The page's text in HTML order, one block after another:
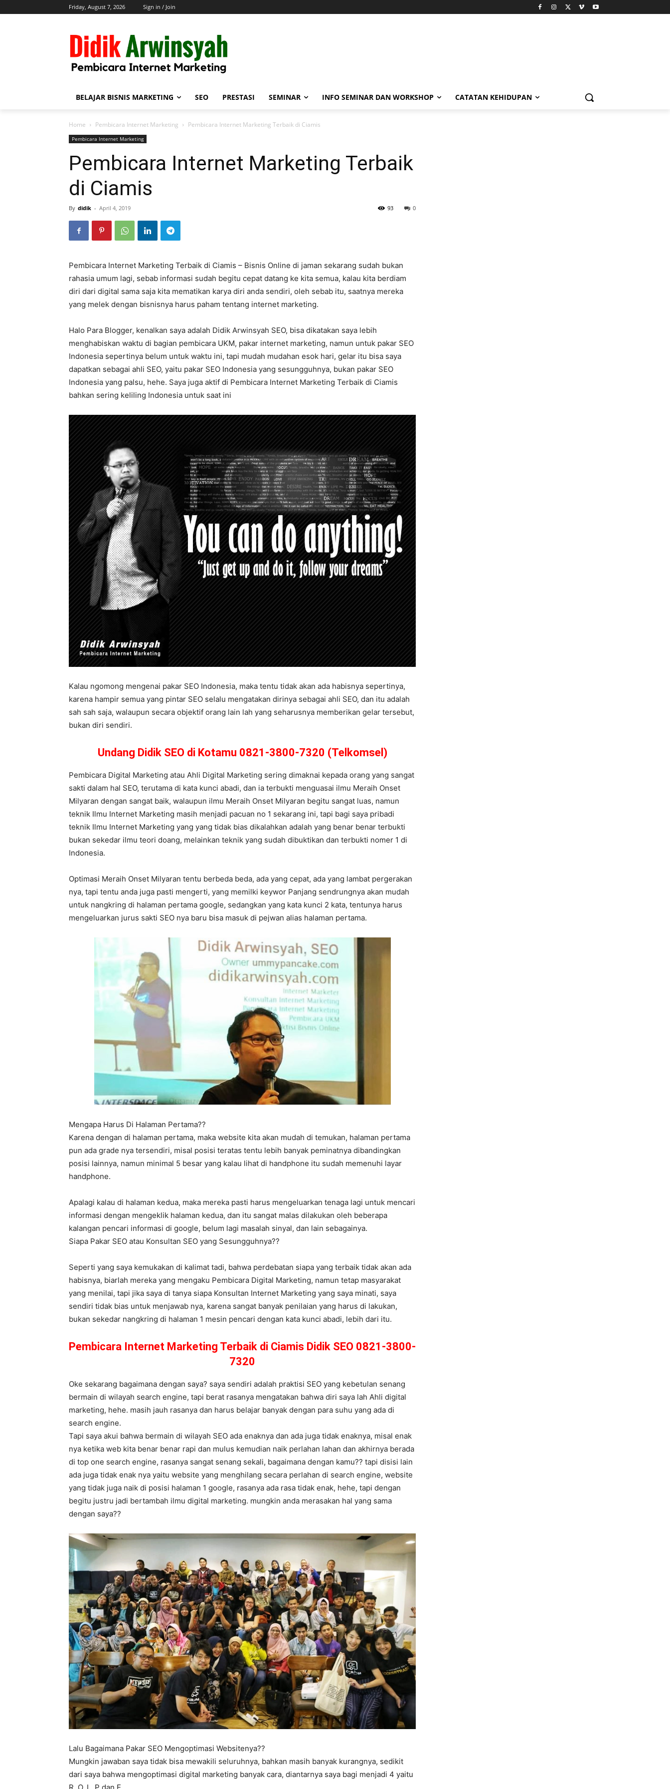
Friday, August 7, 2026 Sign in / Join
BELAJAR BISNIS MARKETING SEO PRESTASI SEMINAR INFO SEMINAR DAN WORKSHOP CATATAN KEHIDUPAN
Home Pembicara Internet Marketing Pembicara Internet Marketing Terbaik di Ciamis
Pembicara Internet Marketing
Pembicara Internet Marketing Terbaik
di Ciamis
By didik - April 4, 2019 0
93
Pembicara Internet Marketing Terbaik di Ciamis – Bisnis Online di jaman sekarang sudah bukan
rahasia umum lagi, sebab informasi sudah begitu cepat datang ke kita semua, kalau kita berdiam
diri dari digital sama saja kita mematikan karya diri anda sendiri, oleh sebab itu, saatnya mereka
yang melek dengan bisnisnya harus paham tentang internet marketing.
Halo Para Blogger, kenalkan saya adalah Didik Arwinsyah SEO, bisa dikatakan saya lebih
menghabiskan waktu di bagian pembicara UKM, pakar internet marketing, namun untuk pakar SEO
Indonesia sepertinya belum untuk waktu ini, tapi mudah mudahan esok hari, gelar itu bisa saya
dapatkan sebagai ahli SEO, yaitu pakar SEO Indonesia yang sesungguhnya, bukan pakar SEO
Indonesia yang palsu, hehe. Saya juga aktif di Pembicara Internet Marketing Terbaik di Ciamis
bahkan sering keliling Indonesia untuk saat ini
Kalau ngomong mengenai pakar SEO Indonesia, maka tentu tidak akan ada habisnya sepertinya,
karena hampir semua yang pintar SEO selalu mengatakan dirinya sebagai ahli SEO, dan itu adalah
sah sah saja, walaupun secara objektif orang lain lah yang seharusnya memberikan gelar tersebut,
bukan diri sendiri.
Undang Didik SEO di Kotamu 0821-3800-7320 (Telkomsel)
Pembicara Digital Marketing atau Ahli Digital Marketing sering dimaknai kepada orang yang sangat
sakti dalam hal SEO, terutama di kata kunci abadi, dan ia terbukti menguasai ilmu Meraih Onset
Milyaran dengan sangat baik, walaupun ilmu Meraih Onset Milyaran begitu sangat luas, namun
teknik Ilmu Internet Marketing masih menjadi pacuan no 1 sekarang ini, tapi bagi saya pribadi
teknik Ilmu Internet Marketing yang yang tidak bias dikalahkan adalah yang benar benar terbukti
bukan sekedar ilmu teori doang, melainkan teknik yang sudah dibuktikan dan terbukti nomer 1 di
Indonesia.
Optimasi Meraih Onset Milyaran tentu berbeda beda, ada yang cepat, ada yang lambat pergerakan
nya, tapi tentu anda juga pasti mengerti, yang memilki keywor Panjang sendrungnya akan mudah
untuk nangkring di halaman pertama google, sedangkan yang kata kunci 2 kata, tentunya harus
mengeluarkan jurus sakti SEO nya baru bisa masuk di pejwan alias halaman pertama.
Mengapa Harus Di Halaman Pertama??
Karena dengan di halaman pertama, maka website kita akan mudah di temukan, halaman pertama
pun ada grade nya tersendiri, misal posisi teratas tentu lebih banyak peminatnya dibandingkan
posisi lainnya, namun minimal 5 besar yang kalau lihat di handphone itu sudah memenuhi layar
handphone.
Apalagi kalau di halaman kedua, maka mereka pasti harus mengeluarkan tenaga lagi untuk mencari
informasi dengan mengeklik halaman kedua, dan itu sangat malas dilakukan oleh beberapa
kalangan pencari informasi di google, belum lagi masalah sinyal, dan lain sebagainya.
Siapa Pakar SEO atau Konsultan SEO yang Sesungguhnya??
Seperti yang saya kemukakan di kalimat tadi, bahwa perdebatan siapa yang terbaik tidak akan ada
habisnya, biarlah mereka yang mengaku Pembicara Digital Marketing, namun tetap masyarakat
yang menilai, tapi jika saya di tanya siapa Konsultan Internet Marketing yang saya minati, saya
sendiri tidak bias untuk menjawab nya, karena sangat banyak penilaian yang harus di lakukan,
bukan sekedar nangkring di halaman 1 mesin pencari dengan kata kunci abadi, lebih dari itu.
Pembicara Internet Marketing Terbaik di Ciamis Didik SEO 0821-3800-
7320
Oke sekarang bagaimana dengan saya? saya sendiri adalah praktisi SEO yang kebetulan senang
bermain di wilayah search engine, tapi berat rasanya mengatakan bahwa diri saya lah Ahli digital
marketing, hehe. masih jauh rasanya dan harus belajar banyak dengan para suhu yang ada di
search engine.
Tapi saya akui bahwa bermain di wilayah SEO ada enaknya dan ada juga tidak enaknya, misal enak
nya ketika web kita benar benar rapi dan mulus kemudian naik perlahan lahan dan akhirnya berada
di top one search engine, rasanya sangat senang sekali, bagaimana dengan kamu?? tapi disisi lain
ada juga tidak enak nya yaitu website yang menghilang secara perlahan di search engine, website
yang tidak juga naik di posisi halaman 1 google, rasanya ada rasa tidak enak, hehe, tapi dengan
begitu justru jadi bertambah ilmu digital marketing. mungkin anda merasakan hal yang sama
dengan saya??
Lalu Bagaimana Pakar SEO Mengoptimasi Websitenya??
Mungkin jawaban saya tidak bisa mewakili seluruhnya, bahkan masih banyak kurangnya, sedikit
dari saya bahwa mengoptimasi digital marketing banyak cara, diantarnya saya bagi menjadi 4 yaitu
R, O, L, P dan E